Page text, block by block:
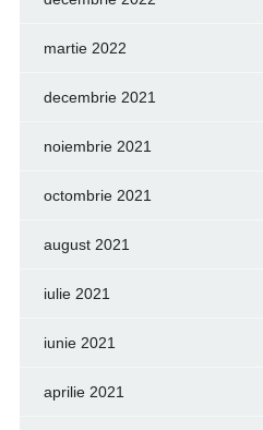
martie 2022
decembrie 2021
noiembrie 2021
octombrie 2021
august 2021
iulie 2021
iunie 2021
aprilie 2021